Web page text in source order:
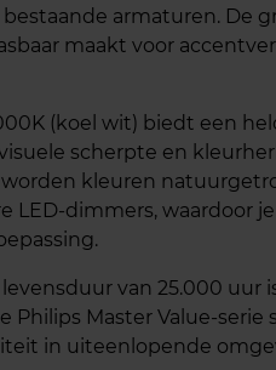
armaturen. De
maakt voor
(koel wit) biedt een
scherpte en
worden kleuren
LED-dimmers,
van 25.000 uur
Philips Master Value-
in uiteenlopende